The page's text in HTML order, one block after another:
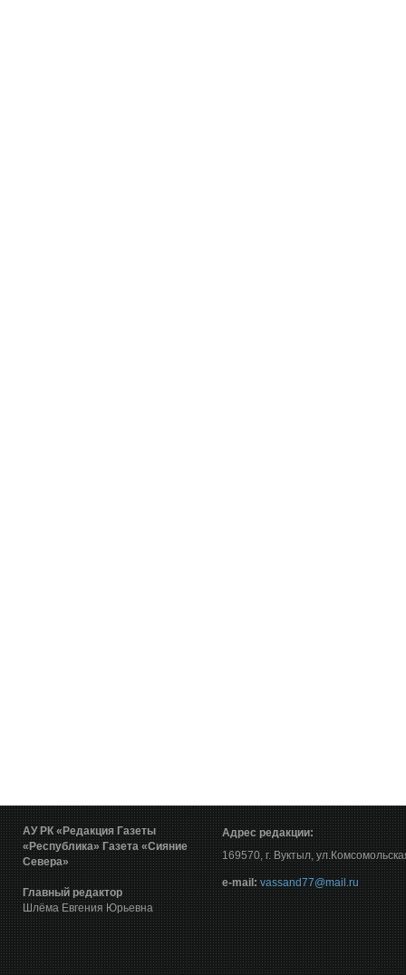
АУ РК «Редакция Газеты
«Республика» Газета «Сияние
Севера»
Главный редактор
Шлёма Евгения Юрьевна
Адрес редакции:
169570, г. Вуктыл,
е-mail: vassand77@mail.ru